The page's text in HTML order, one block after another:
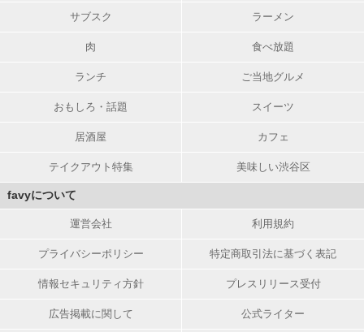
サブスク ラーメン
肉 食べ放題
ランチ ご当地グルメ
おもしろ・話題 スイーツ
居酒屋 カフェ
テイクアウト特集 美味しい渋谷区
favyについて
運営会社 利用規約
プライバシーポリシー 特定商取引法に基づく表記
情報セキュリティ方針 プレスリリース受付
広告掲載に関して 公式ライター